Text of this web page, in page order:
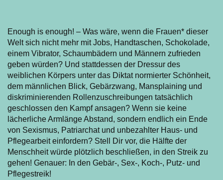
Enough is enough! – Was wäre, wenn die Frauen* dieser
Welt sich nicht mehr mit Jobs, Handtaschen, Schokolade,
einem Vibrator, Schaumbädern und Männern zufrieden
geben würden? Und stattdessen der Dressur des
weiblichen Körpers unter das Diktat normierter Schönheit,
dem männlichen Blick, Gebärzwang, Mansplaining und
diskriminierenden Rollenzuschreibungen tatsächlich
geschlossen den Kampf ansagen? Wenn sie keine
lächerliche Armlänge Abstand, sondern endlich ein Ende
von Sexismus, Patriarchat und unbezahlter Haus- und
Pflegearbeit einfordern? Stell Dir vor, die Hälfte der
Menschheit würde plötzlich beschließen, in den Streik zu
gehen! Genauer: In den Gebär-, Sex-, Koch-, Putz- und
Pflegestreik!